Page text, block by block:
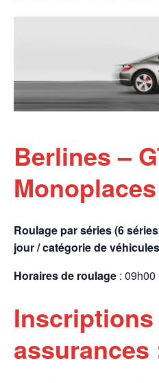
Berlines –
Monoplaces
Roulage par séries (6
jour / catégorie de
Horaires de roulage :
Inscriptions
assurances